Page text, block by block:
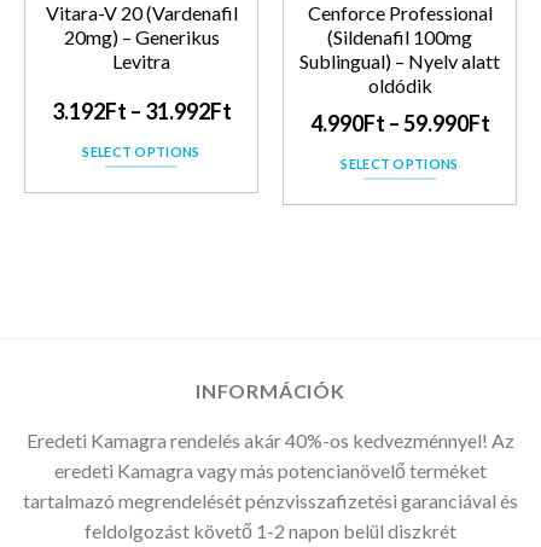
Vitara-V 20 (Vardenafil
20mg) – Generikus
Levitra
3.192Ft – 31.992Ft
SELECT OPTIONS
Cenforce Professional
(Sildenafil 100mg
Sublingual) – Nyelv alatt
oldódik
4.990Ft –59.990Ft
SELECT OPTIONS
INFORMÁCIÓK
Eredeti Kamagra rendelés akár 40%-os kedvezménnyel! Az
eredeti Kamagra vagy más potencianövelő terméket
tartalmazó megrendelését pénzvisszafizetési garanciával és
feldolgozást követő 1-2 napon belül diszkrét